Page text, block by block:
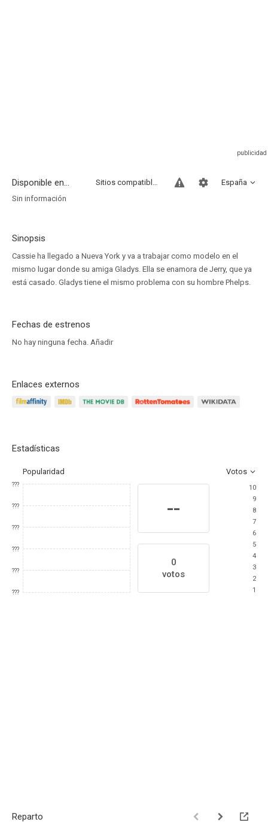
Disponible en... España
Sitios compatibles
Sin información
Sinopsis
Cassie ha llegado a Nueva York y va a trabajar como modelo en el
mismo lugar donde su amiga Gladys. Ella se enamora de Jerry, que ya
está casado. Gladys tiene el mismo problema con su hombre Phelps.
Fechas de estrenos
No hay ninguna fecha. Añadir
Enlaces externos
Estadísticas
Popularidad Votos
???
???
???
???
???
???
--
0
votos
10
9
8
7
6
5
4
3
2
1
Reparto